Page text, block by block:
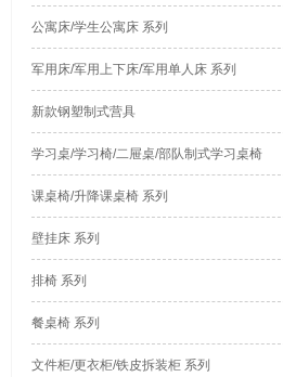
公寓床/学生公寓床 系列
军用床/军用上下床/军用单人床 系列
新款钢塑制式营具
学习桌/学习椅/二屉桌/部队制式学习桌椅
课桌椅/升降课桌椅 系列
壁挂床 系列
排椅 系列
餐桌椅 系列
文件柜/更衣柜/铁皮拆装柜 系列